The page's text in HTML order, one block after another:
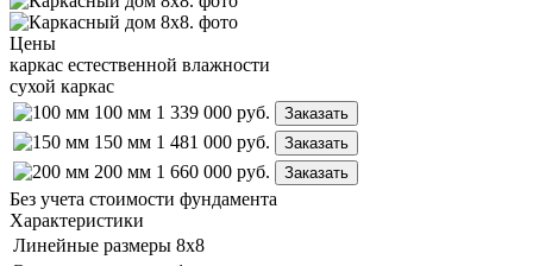
Цены
каркас естественной влажности
сухой каркас
100 мм 1 339 000 руб. Заказать
150 мм 1 481 000 руб. Заказать
200 мм 1 660 000 руб. Заказать
Без учета стоимости фундамента
Характеристики
Линейные размеры 8х8